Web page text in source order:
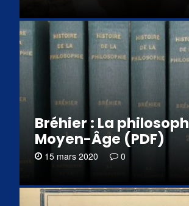
Bréhier : La
Moyen-Âge (PDF)
15 mars 2020 0